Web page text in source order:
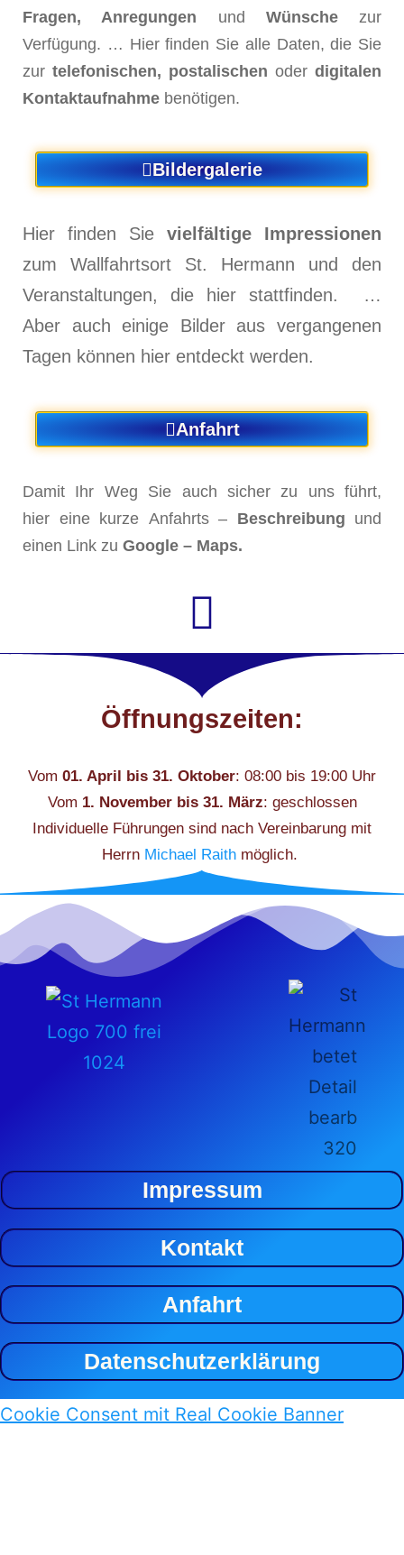
Fragen, Anregungen und Wünschezur
Verfügung. … Hier finden Sie alle Daten, die Sie
zur telefonischen, postalischen oder digitalen
Kontaktaufnahme benötigen.
Bildergalerie
Hier finden Sie vielfältige Impressionen
zum Wallfahrtsort St. Hermann und den
Veranstaltungen, die hier stattfinden. …
Aber auch einige Bilder aus vergangenen
Tagen können hier entdeckt werden.
Anfahrt
Damit Ihr Weg Sie auch sicher zu uns führt,
hier eine kurze Anfahrts – Beschreibung und
einen Link zu Google – Maps.
Öffnungszeiten:
Vom 01. April bis 31. Oktober: 08:00 bis 19:00 Uhr
Vom 1. November bis 31. März: geschlossen
Individuelle Führungen sind nach Vereinbarung mit
Herrn Michael Raith möglich.
Impressum
Kontakt
Anfahrt
Datenschutzerklärung
Cookie Consent mit Real Cookie Banner